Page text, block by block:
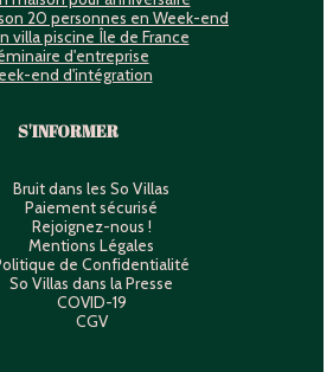
20 personnes en Week-end
villa piscine Île de France
d'entreprise
end d'intégration
S'INFORMER
Bruit dans les So Villas
Paiement sécurisé
Rejoignez-nous !
Mentions Légales
de Confidentialité
So Villas dans la Presse
COVID-19
CGV